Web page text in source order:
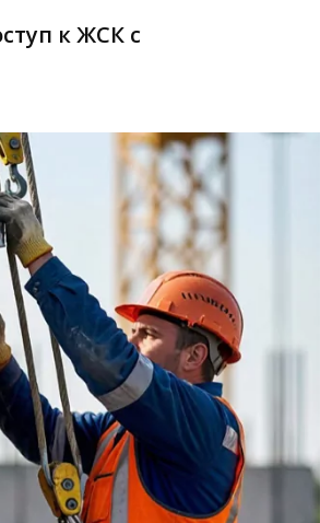
к ЖСК с